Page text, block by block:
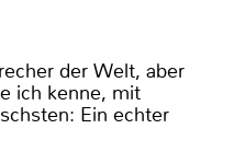
der Welt, aber
ich kenne, mit
Ein echter